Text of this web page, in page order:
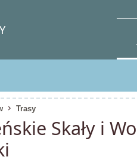
chevron_right Trasy
Skały i